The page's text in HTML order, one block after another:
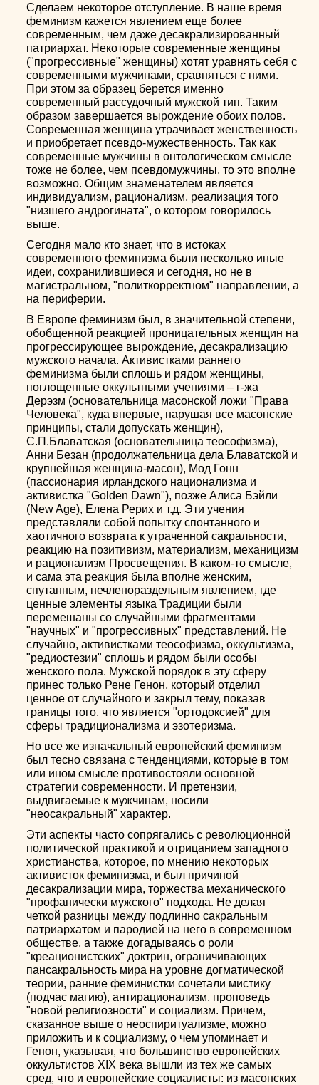
Сделаем некоторое отступление. В наше время
феминизм кажется явлением еще более
современным, чем даже десакрализированный
патриархат. Некоторые современные женщины
("прогрессивные" женщины) хотят уравнять себя с
современными мужчинами, сравняться с ними.
При этом за образец берется именно
современный рассудочный мужской тип. Таким
образом завершается вырождение обоих полов.
Современная женщина утрачивает женственность
и приобретает псевдо-мужественность. Так как
современные мужчины в онтологическом смысле
тоже не более, чем псевдомужчины, то это вполне
возможно. Общим знаменателем является
индивидуализм, рационализм, реализация того
"низшего андрогината", о котором говорилось
выше.
Сегодня мало кто знает, что в истоках
современного феминизма были несколько иные
идеи, сохранилившиеся и сегодня, но не в
магистральном, "политкорректном" направлении, а
на периферии.
В Европе феминизм был, в значительной степени,
обобщенной реакцией проницательных женщин на
прогрессирующее вырождение, десакрализацию
мужского начала. Активистками раннего
феминизма были сплошь и рядом женщины,
поглощенные оккультными учениями – г-жа
Дерэзм (основательница масонской ложи "Права
Человека", куда впервые, нарушая все масонские
принципы, стали допускать женщин),
С.П.Блаватская (основательница теософизма),
Анни Безан (продолжательница дела Блаватской и
крупнейшая женщина-масон), Мод Гонн
(пассионария ирландского национализма и
активистка "Golden Dawn"), позже Алиса Бэйли
(New Age), Елена Рерих и т.д. Эти учения
представляли собой попытку спонтанного и
хаотичного возврата к утраченной сакральности,
реакцию на позитивизм, материализм, механицизм
и рационализм Просвещения. В каком-то смысле,
и сама эта реакция была вполне женским,
спутанным, нечленораздельным явлением, где
ценные элементы языка Традиции были
перемешаны со случайными фрагментами
"научных" и "прогрессивных" представлений. Не
случайно, активистками теософизма, оккультизма,
"редиостезии" сплошь и рядом были особы
женского пола. Мужской порядок в эту сферу
принес только Рене Генон, который отделил
ценное от случайного и закрыл тему, показав
границы того, что является "ортодоксией" для
сферы традиционализма и эзотеризма.
Но все же изначальный европейский феминизм
был тесно связана с тенденциями, которые в том
или ином смысле противостояли основной
стратегии современности. И претензии,
выдвигаемые к мужчинам, носили
"неосакральный" характер.
Эти аспекты часто сопрягались с революционной
политической практикой и отрицанием западного
христианства, которое, по мнению некоторых
активисток феминизма, и был причиной
десакрализации мира, торжества механического
"профанически мужского" подхода. Не делая
четкой разницы между подлинно сакральным
патриархатом и пародией на него в современном
обществе, а также догадываясь о роли
"креационистских" доктрин, ограничивающих
пансакральность мира на уровне догматической
теории, ранние феминистки сочетали мистику
(подчас магию), антирационализм, проповедь
"новой религиозности" и социализм. Причем,
сказанное выше о неоспиритуализме, можно
приложить и к социализму, о чем упоминает и
Генон, указывая, что большинство европейских
оккультистов XIX века вышли из тех же самых
сред, что и европейские социалисты: из масонских